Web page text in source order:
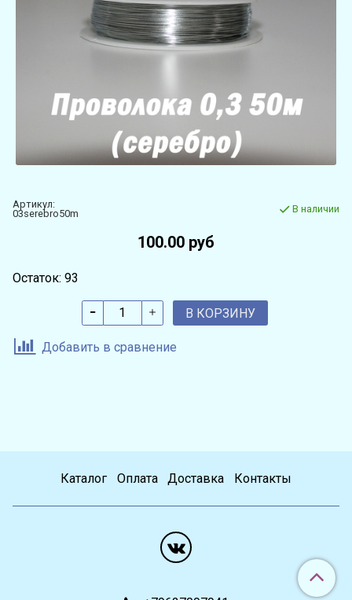
Артикул:
03serebro50m
В наличии
100.00 руб
Остаток: 93
В КОРЗИНУ
Добавить в сравнение
Каталог Оплата Доставка Контакты